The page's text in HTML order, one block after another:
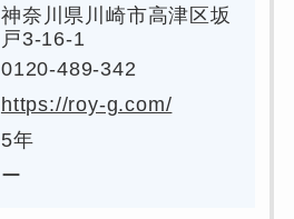
神奈川県川崎市高津区坂
戸3-16-1
0120-489-342
https://roy-g.com/
5年
ー